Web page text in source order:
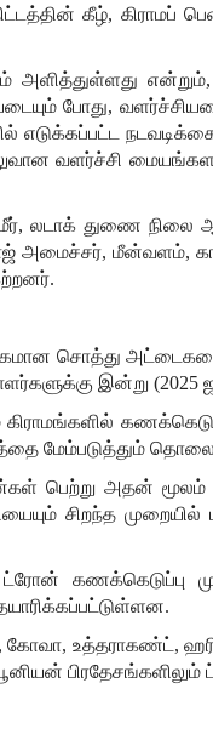
கீழ், கிராமப்
அளித்துள்ளது என்றும்
போது,
எடுக்கப்பட்ட
வளர்ச்சி
, லடாக் துணை நிலை
அமைச்சர், மீன்வளம்,
.
சொத்து
இன்று (2025
கிராமங்களில்
மேம்படுத்தும்
பெற்று அதன் மூலம்
சிறந்த முறையில்
ட்ரோன் கணக்கெடுப்பு
.
கோவா, உத்தராகண்ட்,
பிரதேசங்களிலும்